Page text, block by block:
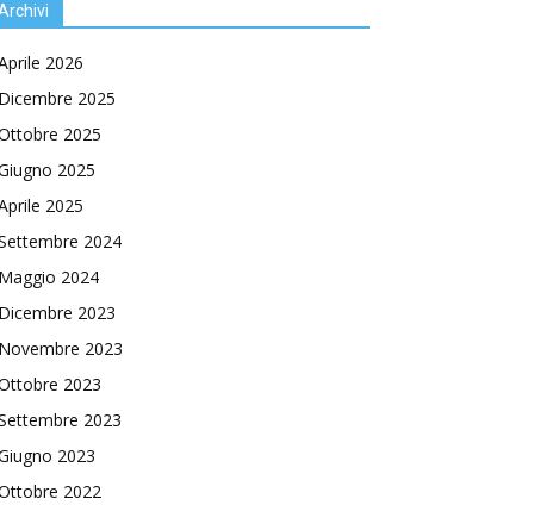
2026
2025
2025
2025
2025
2024
2024
2023
2023
2023
2023
2023
2022